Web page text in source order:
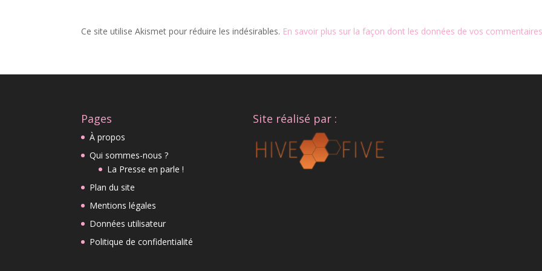
Ce site utilise Akismet pour réduire les indésirables. En savoir plus sur la façon dont les données de vos
Pages
À propos
Qui sommes-nous ?
La Presse en parle !
Plan du site
Mentions légales
Données utilisateur
Politique de confidentialité
Site réalisé par :